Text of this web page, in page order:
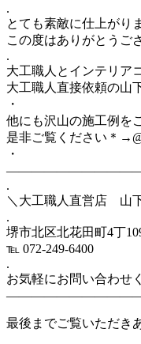
.
とても素敵に仕上がり
この度はありがとうご
.
大工職人とインテリア
大工職人直接依頼の山
・⠀
他にも沢山の施工例を
是非ご覧ください＊
・⠀
.⠀
＼大工職人直営店 山
.⠀
堺市北区北花田町4丁
℡ 072-249-6400⠀
.⠀
お気軽にお問い合わせ
最後までご覧いただき